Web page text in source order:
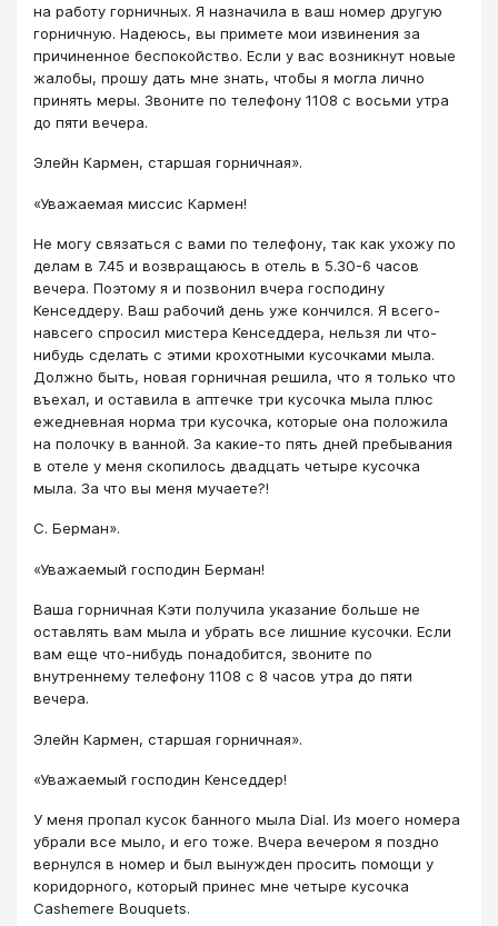
на работу горничных. Я назначила в ваш номер другую
горничную. Надеюсь, вы примете мои извинения за
причиненное беспокойство. Если у вас возникнут новые
жалобы, прошу дать мне знать, чтобы я могла лично
принять меры. Звоните по телефону 1108 с восьми утра
до пяти вечера.
Элейн Кармен, старшая горничная».
«Уважаемая миссис Кармен!
Не могу связаться с вами по телефону, так как ухожу по
делам в 7.45 и возвращаюсь в отель в 5.30-6 часов
вечера. Поэтому я и позвонил вчера господину
Кенседдеру. Ваш рабочий день уже кончился. Я всего-
навсего спросил мистера Кенседдера, нельзя ли что-
нибудь сделать с этими крохотными кусочками мыла.
Должно быть, новая горничная решила, что я только что
въехал, и оставила в аптечке три кусочка мыла плюс
ежедневная норма три кусочка, которые она положила
на полочку в ванной. За какие-то пять дней пребывания
в отеле у меня скопилось двадцать четыре кусочка
мыла. За что вы меня мучаете?!
С. Берман».
«Уважаемый господин Берман!
Ваша горничная Кэти получила указание больше не
оставлять вам мыла и убрать все лишние кусочки. Если
вам еще что-нибудь понадобится, звоните по
внутреннему телефону 1108 с 8 часов утра до пяти
вечера.
Элейн Кармен, старшая горничная».
«Уважаемый господин Кенседдер!
У меня пропал кусок банного мыла Dial. Из моего номера
убрали все мыло, и его тоже. Вчера вечером я поздно
вернулся в номер и был вынужден просить помощи у
коридорного, который принес мне четыре кусочка
Cashemere Bouquets.